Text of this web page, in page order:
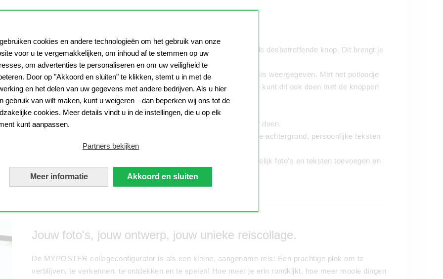
cookies en andere technologieën om het gebruik van onze
voor u te vergemakkelijken, om inhoud af te stemmen op uw
om advertenties te personaliseren en om uw veiligheid te
Door op "Akkoord en sluiten" te klikken, stemt u in met de
en het delen van uw gegevens met andere bedrijven. Als u hier
gebruik van wilt maken, kunt u weigeren—dan beperken wij ons tot de
cookies. Meer details vindt u in de instellingen, die u op elk
kunt aanpassen.
Partners bekijken
Meer informatie Akkoord en sluiten
Kies het materiaal en het formaat voor je collage en klik op de desbetreffende knop. Dit brengt je
naar de collageconfigurator.
Linksboven in de configurator worden de geselecteerde details weergegeven. Met het potloodje
ernaast kun je het materiaal en formaat weer veranderen. Je kunt dit ook doen met de knoppen
rechts van het collagevoorbeeld.
Upload nu je afbeeldingen en kies de juiste lay-out.
Je kunt het raster automatisch vullen met je foto's of het zelf doen.
Maak nu jouw vakantiecollage zoals jij dat wilt met een mooie achtergrond, persoonlijke teksten
en vrolijke cliparts.
Met de twee knoppen rechtsonder in het voorbeeld kun je gemakkelijk foto's en teksten toevoegen en
ze naar eigen smaak vormgeven.
Veel plezier ermee!
Jouw foto's, jouw ontwerp, jouw unieke reiscollage.
De MYPOSTER collageconfigurator is als een kleine, aangename reis: Een prachtige plek om te
verblijven, te verkennen, te ontdekken en te spelen! Hoe meer je erin rondkijkt, hoe meer mooie dingen